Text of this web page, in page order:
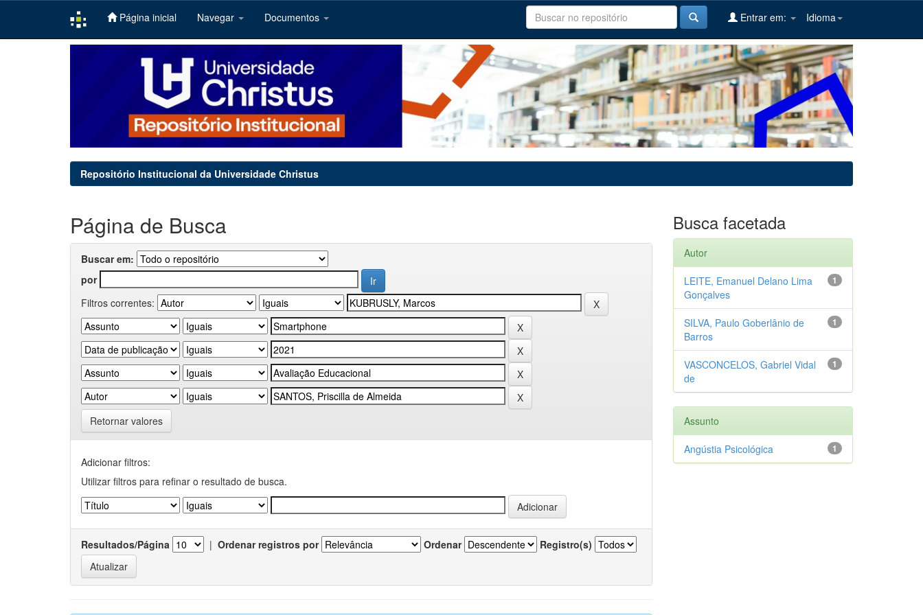
Página inicial Navegar Documentos Idioma
Entrar em:
Repositório Institucional da Universidade Christus
Página de Busca
Buscar em:
por
Filtros correntes:
Retornar valores
Adicionar filtros:
Utilizar filtros para refinar o resultado de busca.
Resultados/Página | Ordenar registros por Ordenar Registro(s)
Busca facetada
Autor
1
LEITE, Emanuel Delano Lima
Gonçalves
1
SILVA, Paulo Goberlânio de
Barros
1
VASCONCELOS, Gabriel Vidal
de
Assunto
1
Angústia Psicológica